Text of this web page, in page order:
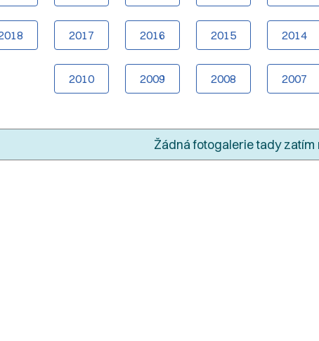
2017 2016 2015 2014
2010 2009 2008 2007
Žádná fotogalerie tady zatím